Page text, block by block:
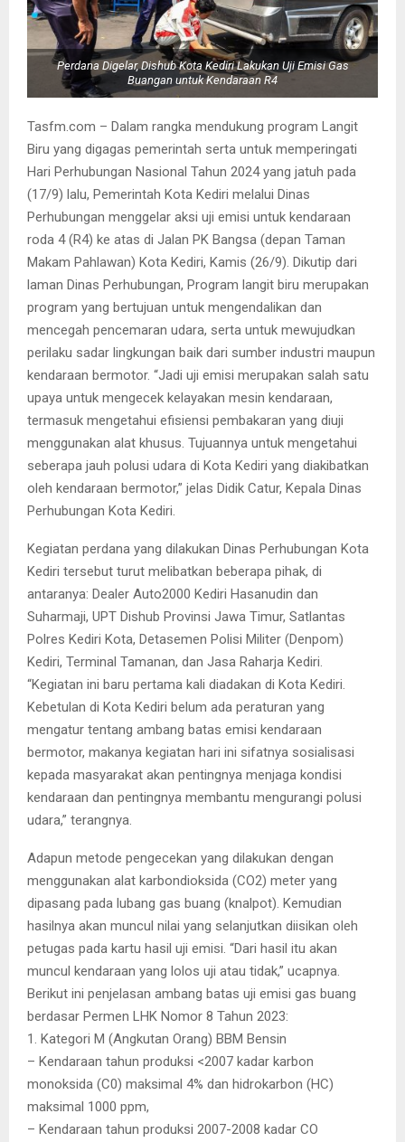
Perdana Digelar, Dishub Kota Kediri Lakukan Uji Emisi Gas
Buangan untuk Kendaraan R4
Tasfm.com – Dalam rangka mendukung program Langit
Biru yang digagas pemerintah serta untuk memperingati
Hari Perhubungan Nasional Tahun 2024 yang jatuh pada
(17/9) lalu, Pemerintah Kota Kediri melalui Dinas
Perhubungan menggelar aksi uji emisi untuk kendaraan
roda 4 (R4) ke atas di Jalan PK Bangsa (depan Taman
Makam Pahlawan) Kota Kediri, Kamis (26/9). Dikutip dari
laman Dinas Perhubungan, Program langit biru merupakan
program yang bertujuan untuk mengendalikan dan
mencegah pencemaran udara, serta untuk mewujudkan
perilaku sadar lingkungan baik dari sumber industri maupun
kendaraan bermotor. “Jadi uji emisi merupakan salah satu
upaya untuk mengecek kelayakan mesin kendaraan,
termasuk mengetahui efisiensi pembakaran yang diuji
menggunakan alat khusus. Tujuannya untuk mengetahui
seberapa jauh polusi udara di Kota Kediri yang diakibatkan
oleh kendaraan bermotor,” jelas Didik Catur, Kepala Dinas
Perhubungan Kota Kediri.
Kegiatan perdana yang dilakukan Dinas Perhubungan Kota
Kediri tersebut turut melibatkan beberapa pihak, di
antaranya: Dealer Auto2000 Kediri Hasanudin dan
Suharmaji, UPT Dishub Provinsi Jawa Timur, Satlantas
Polres Kediri Kota, Detasemen Polisi Militer (Denpom)
Kediri, Terminal Tamanan, dan Jasa Raharja Kediri.
“Kegiatan ini baru pertama kali diadakan di Kota Kediri.
Kebetulan di Kota Kediri belum ada peraturan yang
mengatur tentang ambang batas emisi kendaraan
bermotor, makanya kegiatan hari ini sifatnya sosialisasi
kepada masyarakat akan pentingnya menjaga kondisi
kendaraan dan pentingnya membantu mengurangi polusi
udara,” terangnya.
Adapun metode pengecekan yang dilakukan dengan
menggunakan alat karbondioksida (CO2) meter yang
dipasang pada lubang gas buang (knalpot). Kemudian
hasilnya akan muncul nilai yang selanjutkan diisikan oleh
petugas pada kartu hasil uji emisi. “Dari hasil itu akan
muncul kendaraan yang lolos uji atau tidak,” ucapnya.
Berikut ini penjelasan ambang batas uji emisi gas buang
berdasar Permen LHK Nomor 8 Tahun 2023:
1. Kategori M (Angkutan Orang) BBM Bensin
– Kendaraan tahun produksi <2007 kadar karbon
monoksida (C0) maksimal 4% dan hidrokarbon (HC)
maksimal 1000 ppm,
– Kendaraan tahun produksi 2007-2008 kadar CO